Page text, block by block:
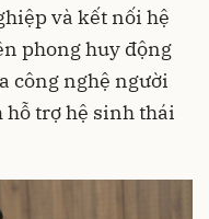
và kết nối hệ
phong huy động
công nghệ người
hỗ trợ hệ sinh thái